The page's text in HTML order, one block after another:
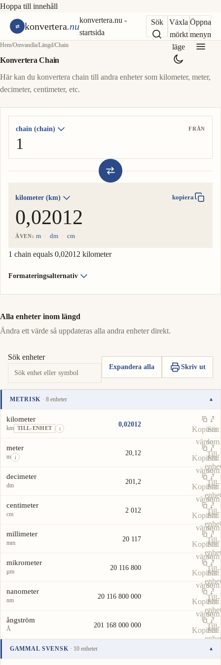
Hoppa till innehåll
konvertera.nu
konvertera.nu -
startsida
Sök
Växla
mörkt
läge
Öppna
menyn
Hem/Omvandla/Längd/Chain
Konvertera Chain
Här kan du konvertera chain till andra enheter som kilometer, meter,
decimeter, centimeter, etc.
chain (chain) FRÅN
kilometer (km) kopiera
ÄVEN: m dm cm
1 chain equals 0,02012 kilometer
Formateringsalternativ
Alla enheter inom längd
Ändra ett värde så uppdateras alla andra enheter direkt.
Sök enheter
Expandera alla Skriv ut
METRISK · 8 enheter ▾
Enhet Värde
kilometer
km TILL-ENHET i
0,02012
Kopiera
värde
Sätt
som
Till-
enhet
meter
m i
20,12
Kopiera
värde
Sätt
som
Till-
enhet
decimeter
dm 201,2
Kopiera
värde
Sätt
som
Till-
enhet
centimeter
cm 2 012
Kopiera
värde
Sätt
som
Till-
enhet
millimeter
mm 20 117
Kopiera
värde
Sätt
som
Till-
enhet
mikrometer
µm 20 116 800
Kopiera
värde
Sätt
som
Till-
enhet
nanometer
nm 20 116 800 000
Kopiera
värde
Sätt
som
Till-
enhet
ångström
Å 201 168 000 000
Kopiera
Sätt
GAMMAL SVENSK · 10 enheter ▾